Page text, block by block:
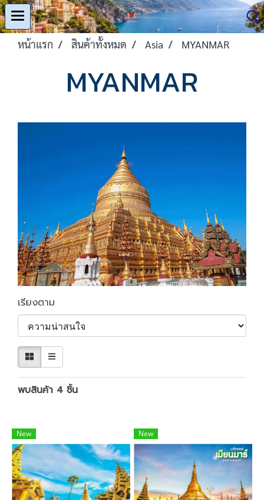
หน้าแรก สินค้าทั้งหมด Asia MYANMAR
MYANMAR
เรียงตาม
พบสินค้า 4 ชิ้น
New New